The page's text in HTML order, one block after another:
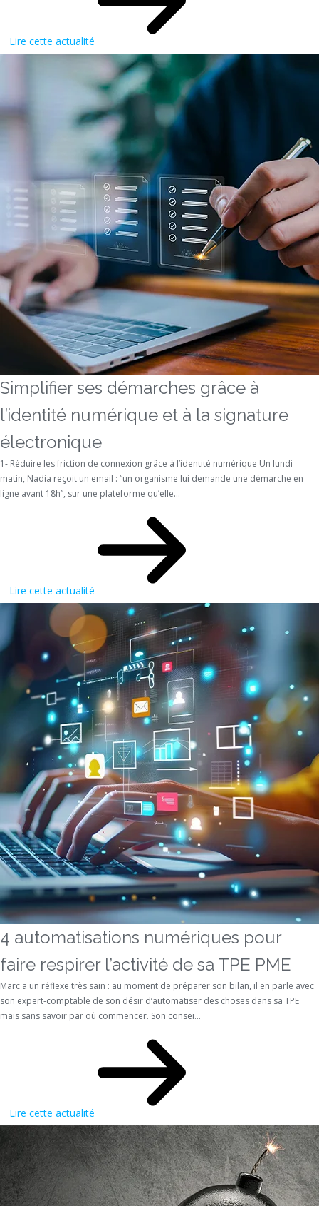
Lire cette actualité
Simplifier ses démarches grâce à
l’identité numérique et à la signature
électronique
1- Réduire les friction de connexion grâce à l’identité numérique Un lundi
matin, Nadia reçoit un email : “un organisme lui demande une démarche en
ligne avant 18h”, sur une plateforme qu’elle...
Lire cette actualité
4 automatisations numériques pour
faire respirer l’activité de sa TPE PME
Marc a un réflexe très sain : au moment de préparer son bilan, il en parle avec
son expert-comptable de son désir d’automatiser des choses dans sa TPE
mais sans savoir par où commencer. Son consei...
Lire cette actualité